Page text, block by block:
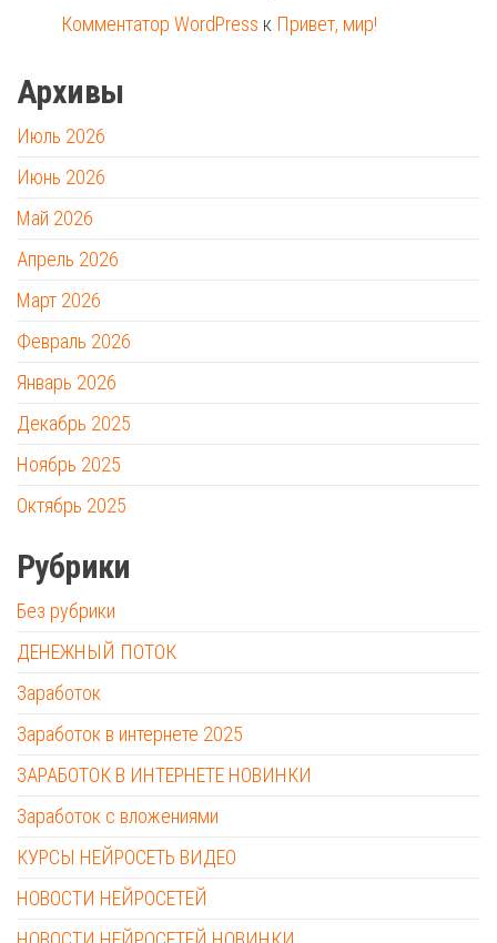
Комментатор WordPress к Привет, мир!
Архивы
Июль 2026
Июнь 2026
Май 2026
Апрель 2026
Март 2026
Февраль 2026
Январь 2026
Декабрь 2025
Ноябрь 2025
Октябрь 2025
Рубрики
Без рубрики
ДЕНЕЖНЫЙ ПОТОК
Заработок
Заработок в интернете 2025
ЗАРАБОТОК В ИНТЕРНЕТЕ НОВИНКИ
Заработок с вложениями
КУРСЫ НЕЙРОСЕТЬ ВИДЕО
НОВОСТИ НЕЙРОСЕТЕЙ